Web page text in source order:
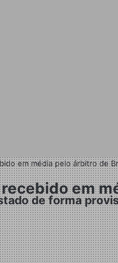
em média pelo árbitro de
recebido em
de forma